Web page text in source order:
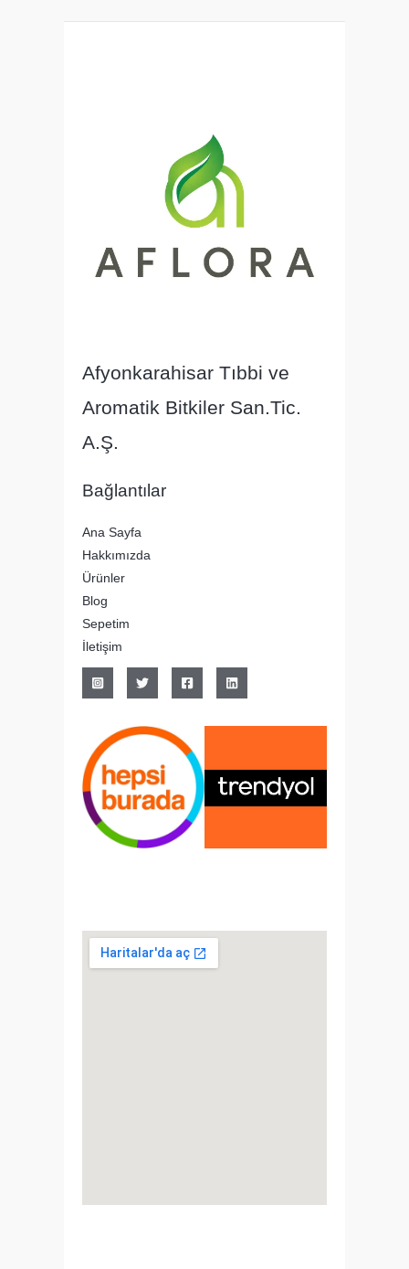
Afyonkarahisar Tıbbi ve
Aromatik Bitkiler San.Tic.
A.Ş.
Bağlantılar
Ana Sayfa
Hakkımızda
Ürünler
Blog
Sepetim
İletişim